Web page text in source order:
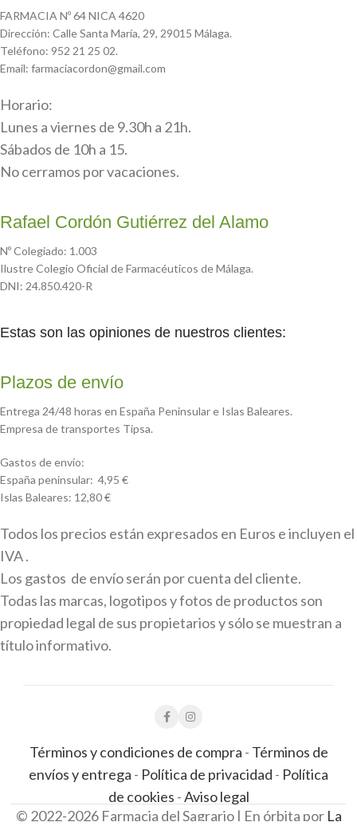
FARMACIA Nº 64 NICA 4620
Dirección: Calle Santa María, 29, 29015 Málaga.
Teléfono: 952 21 25 02.
Email: farmaciacordon@gmail.com
Horario:
Lunes a viernes de 9.30h a 21h.
Sábados de 10h a 15.
No cerramos por vacaciones.
Rafael Cordón Gutiérrez del Alamo
Nº Colegiado: 1.003
Ilustre Colegio Oficial de Farmacéuticos de Málaga.
DNI: 24.850.420-R
Estas son las opiniones de nuestros clientes:
Plazos de envío
Entrega 24/48 horas en España Peninsular e Islas Baleares.
Empresa de transportes Tipsa.
Gastos de envío:
España peninsular: 4,95 €
Islas Baleares: 12,80 €
Todos los precios están expresados en Euros e incluyen el
IVA .
Los gastos de envío serán por cuenta del cliente.
Todas las marcas, logotipos y fotos de productos son
propiedad legal de sus propietarios y sólo se muestran a
título informativo.
Términos y condiciones de compra - Términos de
envíos y entrega - Política de privacidad - Política
de cookies -Aviso legal
© 2022-2026 Farmacia del Sagrario | En órbita por La